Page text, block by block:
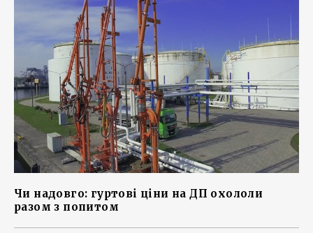
Чи надовго: гуртові ціни на ДП охололи
разом з попитом